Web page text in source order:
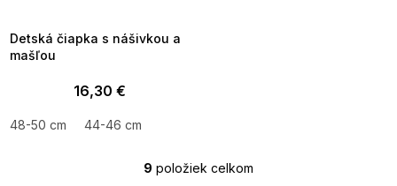
Detská čiapka s nášivkou a
mašľou
16,30 €
48-50 cm 44-46 cm
O
9 položiek celkom